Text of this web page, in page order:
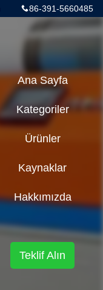
86-391-5660485
Ana Sayfa
Kategoriler
Ürünler
Kaynaklar
Hakkımızda
Teklif Alın